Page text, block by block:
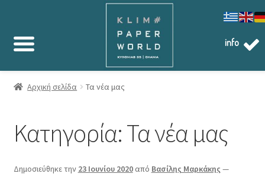
Αρχική σελίδα Τα νέα μας
Κατηγορία:Τα νέα μας
Δημοσιεύθηκε την 23 Ιουνίου 2020 από Βασίλης Μαρκάκης —
info